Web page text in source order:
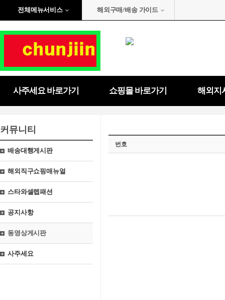
전체메뉴서비스 해외구매/배송 가이드
사주세요 바로가기 쇼핑몰 바로가기 해외지
커뮤니티
배송대행게시판
해외직구쇼핑매뉴얼
스타와셀렙패션
공지사항
동영상게시판
사주세요
번호